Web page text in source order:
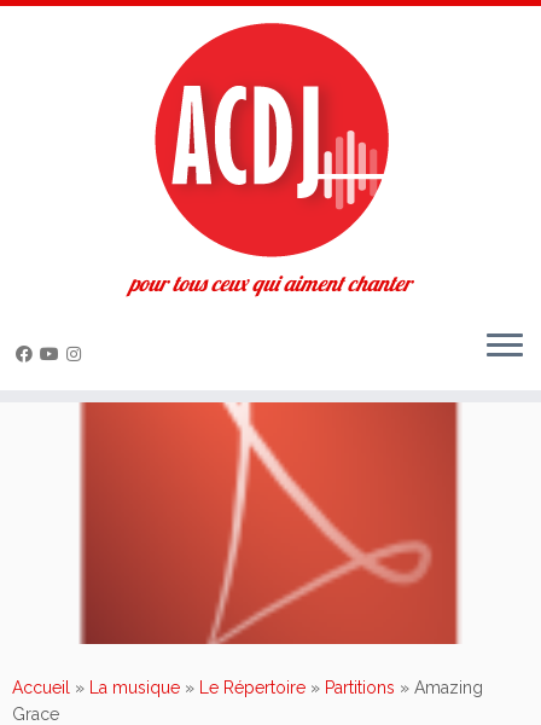
pour tous ceux qui aiment chanter
Accueil » La musique » Le Répertoire » Partitions » Amazing
Grace